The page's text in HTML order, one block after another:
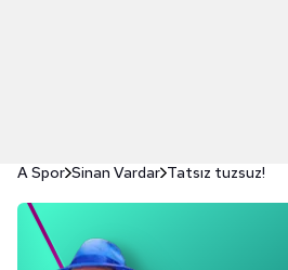
A Spor Sinan Vardar Tatsız tuzsuz!